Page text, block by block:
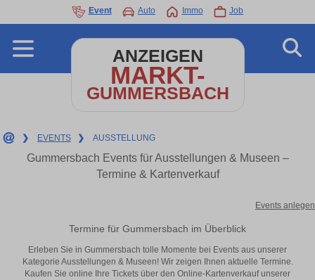
Event Auto Immo Job
ANZEIGEN
MARKT-
GUMMERSBACH
❯ EVENTS ❯ AUSSTELLUNG
Gummersbach Events für Ausstellungen & Museen –
Termine & Kartenverkauf
Events anlegen
Termine für Gummersbach im Überblick
Erleben Sie in Gummersbach tolle Momente bei Events aus unserer
Kategorie Ausstellungen & Museen! Wir zeigen Ihnen aktuelle Termine.
Kaufen Sie online Ihre Tickets über den Online-Kartenverkauf unserer